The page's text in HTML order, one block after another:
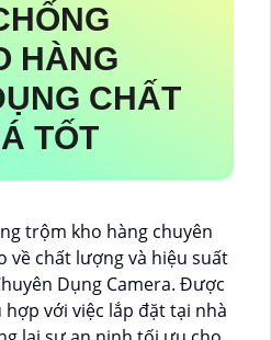
HÀNG
CHẤT
TỐT
trộm kho hàng chuyên
về chất lượng và hiệu suất
Dụng Camera. Được
với việc lắp đặt tại nhà